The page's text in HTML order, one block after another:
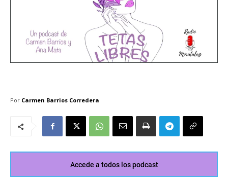
Por Carmen Barrios Corredera
Accede a todos los podcast